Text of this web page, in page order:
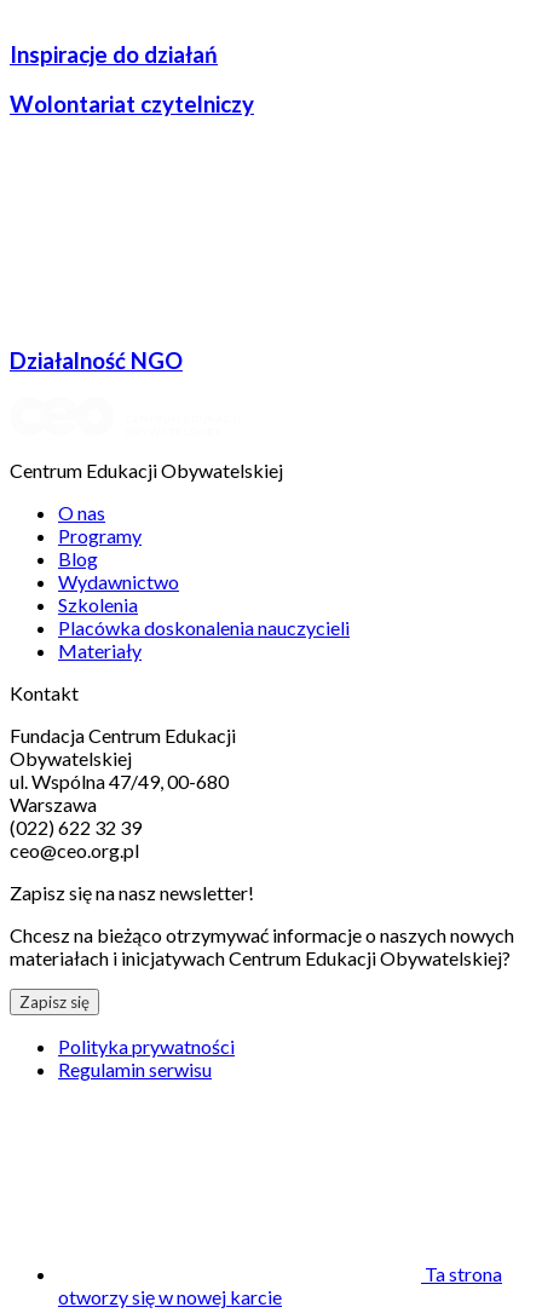
Inspiracje do działań
Wolontariat czytelniczy
Działalność NGO
Centrum Edukacji Obywatelskiej
O nas
Programy
Blog
Wydawnictwo
Szkolenia
Placówka doskonalenia nauczycieli
Materiały
Kontakt
Fundacja Centrum Edukacji
Obywatelskiej
ul. Wspólna 47/49, 00-680
Warszawa
(022) 622 32 39
ceo@ceo.org.pl
Zapisz się na nasz newsletter!
Chcesz na bieżąco otrzymywać informacje o naszych nowych
materiałach i inicjatywach Centrum Edukacji Obywatelskiej?
Zapisz się
Polityka prywatności
Regulamin serwisu
Ta strona
otworzy się w nowej karcie